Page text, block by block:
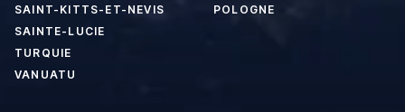
SAINT-KITTS-ET-NEVIS
SAINTE-LUCIE
TURQUIE
VANUATU
POLOGNE